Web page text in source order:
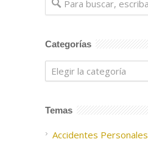
Categorías
Categorías
Temas
Accidentes Personales